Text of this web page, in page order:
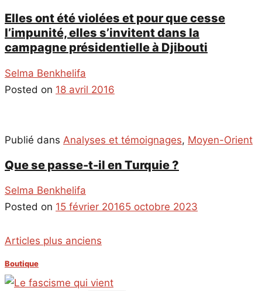
Elles ont été violées et pour que cesse
l’impunité, elles s’invitent dans la
campagne présidentielle à Djibouti
Selma Benkhelifa
Posted on 18 avril 2016
Publié dans Analyses et témoignages, Moyen-Orient
Que se passe-t-il en Turquie ?
Selma Benkhelifa
Posted on 15 février 20165 octobre 2023
Navigation
articles
Articles plus anciens
Boutique